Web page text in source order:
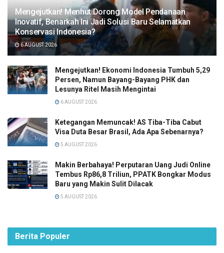
Mengejutkan! Menhut Dorong Model Pendanaan
Inovatif, Benarkah Ini Jadi Solusi Baru Selamatkan
Konservasi Indonesia?
6 AUGUST 2026
Mengejutkan! Ekonomi Indonesia Tumbuh 5,29
Persen, Namun Bayang-Bayang PHK dan
Lesunya Ritel Masih Mengintai
6 AUGUST 2026
Ketegangan Memuncak! AS Tiba-Tiba Cabut
Visa Duta Besar Brasil, Ada Apa Sebenarnya?
5 AUGUST 2026
Makin Berbahaya! Perputaran Uang Judi Online
Tembus Rp86,8 Triliun, PPATK Bongkar Modus
Baru yang Makin Sulit Dilacak
5 AUGUST 2026
Berita Populer